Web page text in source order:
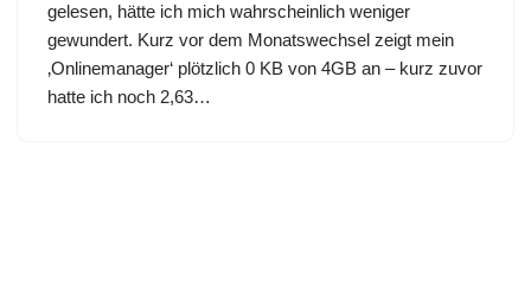
gelesen, hätte ich mich wahrscheinlich weniger
gewundert. Kurz vor dem Monatswechsel zeigt mein
‚Onlinemanager‘ plötzlich 0 KB von 4GB an – kurz zuvor
hatte ich noch 2,63…